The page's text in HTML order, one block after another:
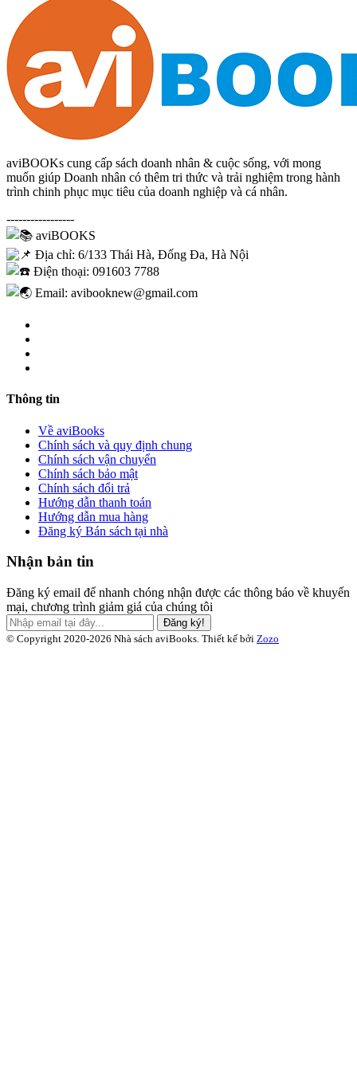
aviBOOKs cung cấp sách doanh nhân & cuộc sống, với mong
muốn giúp Doanh nhân có thêm tri thức và trải nghiệm trong hành
trình chinh phục mục tiêu của doanh nghiệp và cá nhân.
-----------------
aviBOOKS
Địa chỉ: 6/133 Thái Hà, Đống Đa, Hà Nội
Điện thoại: 091603 7788
Email: avibooknew@gmail.com
Thông tin
Về aviBooks
Chính sách và quy định chung
Chính sách vận chuyển
Chính sách bảo mật
Chính sách đổi trả
Hướng dẫn thanh toán
Hướng dẫn mua hàng
Đăng ký Bán sách tại nhà
Nhận bản tin
Đăng ký email để nhanh chóng nhận được các thông báo về khuyến
mại, chương trình giảm giá của chúng tôi
Đăng ký!
© Copyright 2020-2026 Nhà sách aviBooks. Thiết kế bởi Zozo